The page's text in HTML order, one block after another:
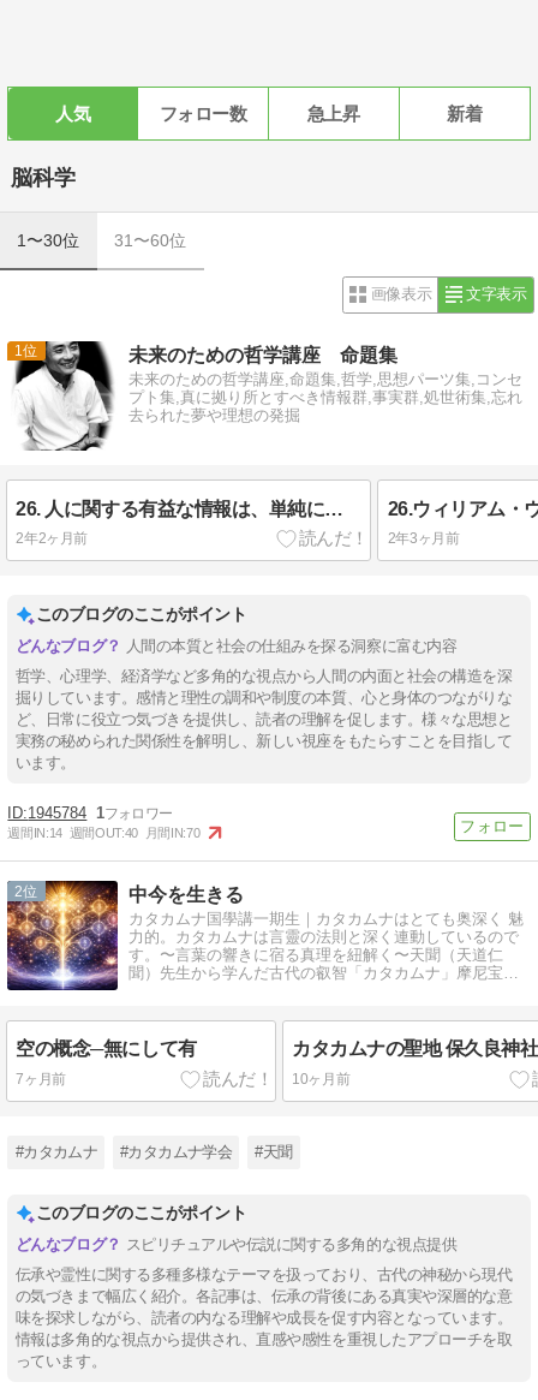
人気 フォロー数 急上昇 新着
脳科学
1〜30位 31〜60位
画像表示 文字表示
1 未来のための哲学講座 命題集
未来のための哲学講座,命題集,哲学,思想パーツ集,コンセ
プト集,真に拠り所とすべき情報群,事実群,処世術集,忘れ
去られた夢や理想の発掘
26. 人に関する有益な情報は、単純に本人に尋ねることによって最も直接的に得られる可能性がある（ウォルター・ミシェル(1930-2018)
2年2ヶ月前 2年3ヶ月前
このブログのここがポイント
人間の本質と社会の仕組みを探る洞察に富む内容
哲学、心理学、経済学など多角的な視点から人間の内面と社会の構造を深
掘りしています。感情と理性の調和や制度の本質、心と身体のつながりな
ど、日常に役立つ気づきを提供し、読者の理解を促します。様々な思想と
実務の秘められた関係性を解明し、新しい視座をもたらすことを目指して
います。
1945784 1
週間IN:14 週間OUT:40 月間IN:70
2 中今を生きる
カタカムナ国學講一期生｜カタカムナはとても奥深く 魅
力的。カタカムナは言靈の法則と深く連動しているので
す。〜言葉の響きに宿る真理を紐解く〜天聞（天道仁
聞）先生から学んだ古代の叡智「カタカムナ」摩尼宝珠
空の概念─無にして有
7ヶ月前
カタカムナの聖地 保久良神
10ヶ月前
#カタカムナ #カタカムナ学会 #天聞
このブログのここがポイント
スピリチュアルや伝説に関する多角的な視点提供
伝承や霊性に関する多種多様なテーマを扱っており、古代の神秘から現代
の気づきまで幅広く紹介。各記事は、伝承の背後にある真実や深層的な意
味を探求しながら、読者の内なる理解や成長を促す内容となっています。
情報は多角的な視点から提供され、直感や感性を重視したアプローチを取
っています。